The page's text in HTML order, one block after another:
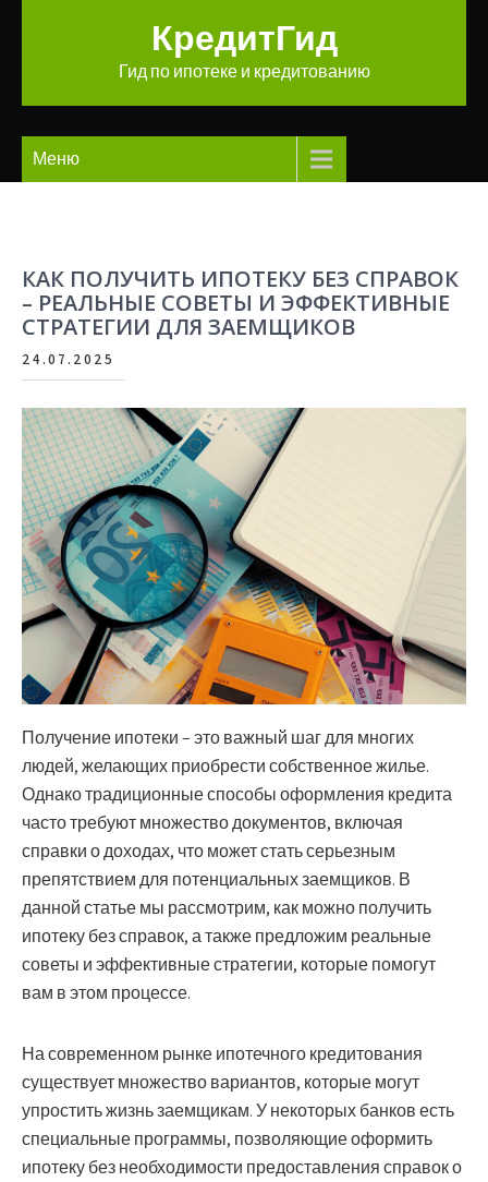
КредитГид
Гид по ипотеке и кредитованию
Меню
КАК ПОЛУЧИТЬ ИПОТЕКУ БЕЗ СПРАВОК
– РЕАЛЬНЫЕ СОВЕТЫ И ЭФФЕКТИВНЫЕ
СТРАТЕГИИ ДЛЯ ЗАЕМЩИКОВ
24.07.2025
Получение ипотеки – это важный шаг для многих
людей, желающих приобрести собственное жилье.
Однако традиционные способы оформления кредита
часто требуют множество документов, включая
справки о доходах, что может стать серьезным
препятствием для потенциальных заемщиков. В
данной статье мы рассмотрим, как можно получить
ипотеку без справок, а также предложим реальные
советы и эффективные стратегии, которые помогут
вам в этом процессе.
На современном рынке ипотечного кредитования
существует множество вариантов, которые могут
упростить жизнь заемщикам. У некоторых банков есть
специальные программы, позволяющие оформить
ипотеку без необходимости предоставления справок о